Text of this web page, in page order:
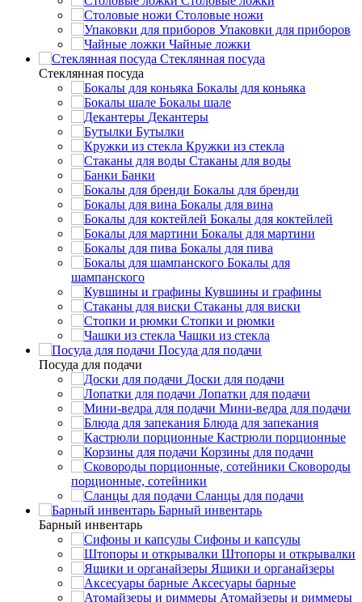
Столовые ножи
Упаковки для приборов
Чайные ложки
Стеклянная посуда
Стеклянная посуда
Бокалы для коньяка
Бокалы шале
Декантеры
Бутылки
Кружки из стекла
Стаканы для воды
Банки
Бокалы для бренди
Бокалы для вина
Бокалы для коктейлей
Бокалы для мартини
Бокалы для пива
Бокалы для
шампанского
Кувшины и графины
Стаканы для виски
Стопки и рюмки
Чашки из стекла
Посуда для подачи
Посуда для подачи
Доски для подачи
Лопатки для подачи
Мини-ведра для подачи
Блюда для запекания
Кастрюли порционные
Корзины для подачи
Сковороды
порционные, сотейники
Сланцы для подачи
Барный инвентарь
Барный инвентарь
Сифоны и капсулы
Штопоры и открывалки
Ящики и органайзеры
Аксесуары барные
Атомайзеры и риммеры